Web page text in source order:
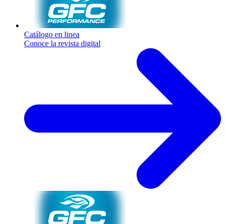
Catálogo en linea
Conoce la revista digital